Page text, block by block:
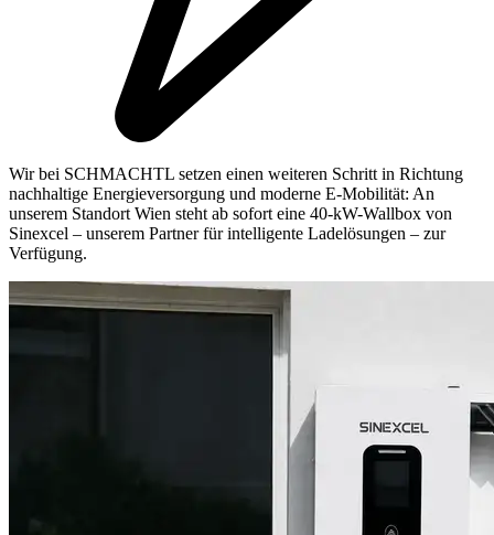
Wir bei SCHMACHTL setzen einen weiteren Schritt in Richtung
nachhaltige Energieversorgung und moderne E-Mobilität: An
unserem Standort Wien steht ab sofort eine 40-kW-Wallbox von
Sinexcel – unserem Partner für intelligente Ladelösungen – zur
Verfügung.